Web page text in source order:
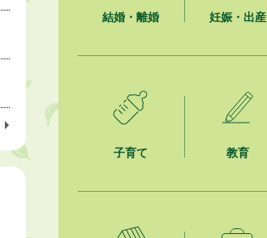
結婚・離婚 妊娠・出産
子育て 教育